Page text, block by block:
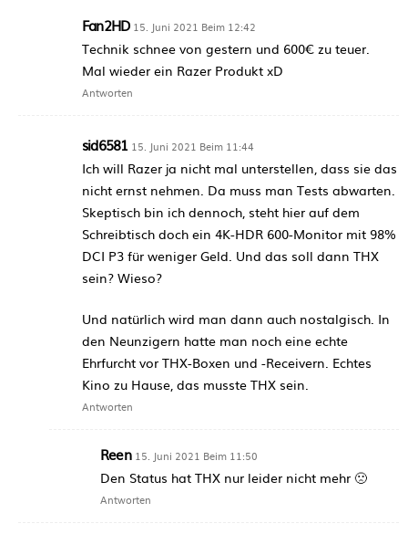
Fan2HD 15. Juni 2021 Beim 12:42
Technik schnee von gestern und 600€ zu teuer.
Mal wieder ein Razer Produkt xD
Antworten
sid6581 15. Juni 2021 Beim 11:44
Ich will Razer ja nicht mal unterstellen, dass sie das
nicht ernst nehmen. Da muss man Tests abwarten.
Skeptisch bin ich dennoch, steht hier auf dem
Schreibtisch doch ein 4K-HDR 600-Monitor mit 98%
DCI P3 für weniger Geld. Und das soll dann THX
sein? Wieso?
Und natürlich wird man dann auch nostalgisch. In
den Neunzigern hatte man noch eine echte
Ehrfurcht vor THX-Boxen und -Receivern. Echtes
Kino zu Hause, das musste THX sein.
Antworten
Reen 15. Juni 2021 Beim 11:50
Den Status hat THX nur leider nicht mehr 🙁
Antworten